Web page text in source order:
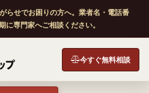
らせでお困りの方へ。業者名・電話番
に専門家へご相談ください。
今すぐ無料相談